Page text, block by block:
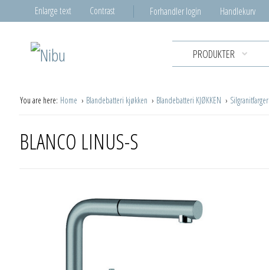
Enlarge text Contrast Forhandler login Handlekurv
PRODUKTER
You are here: Home Blandebatteri kjøkken Blandebatteri KJØKKEN Silgranitfarger
BLANCO LINUS-S